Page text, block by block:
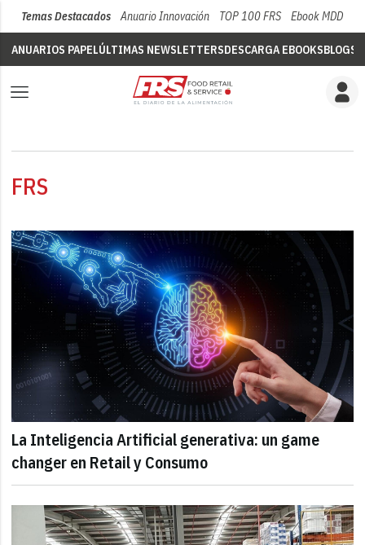
Temas Destacados Anuario Innovación TOP 100 FRS Ebook MDD
ANUARIOS PAPELÚLTIMAS NEWSLETTERSDESCARGA EBOOKSBLOGS
FRS
La Inteligencia Artificial generativa: un game
changer en Retail y Consumo